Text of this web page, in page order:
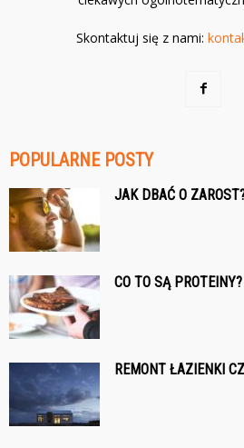
Skontaktuj się z nami:
POPULARNE POSTY
JAK DBAĆ O
CO TO SĄ PROTEINY?
REMONT ŁAZIENKI